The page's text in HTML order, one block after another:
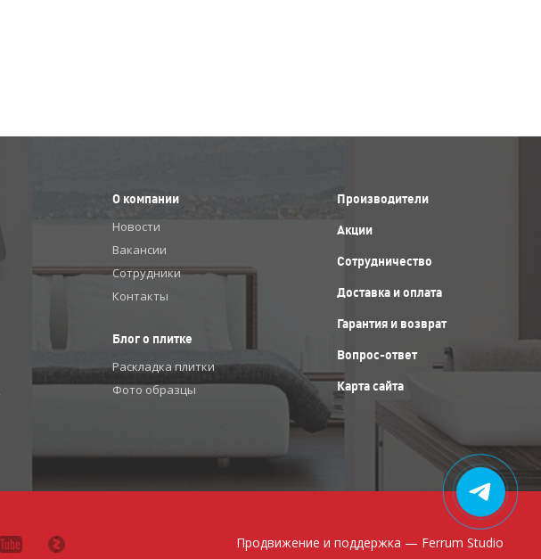
О компании
Новости
Вакансии
Сотрудники
Контакты
Блог о плитке
Раскладка плитки
Фото образцы
Производители
Акции
Сотрудничество
Доставка и оплата
Гарантия и возврат
Вопрос-ответ
Карта сайта
Продвижение и поддержка — Ferrum Studio